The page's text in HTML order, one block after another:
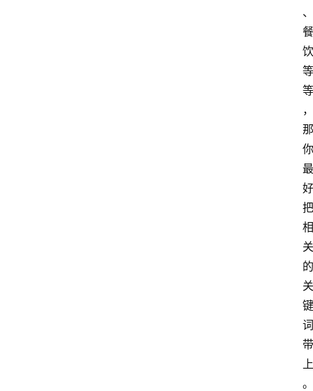
、
餐
饮
等
等
，
那
你
最
好
把
相
关
的
关
键
词
带
上
。